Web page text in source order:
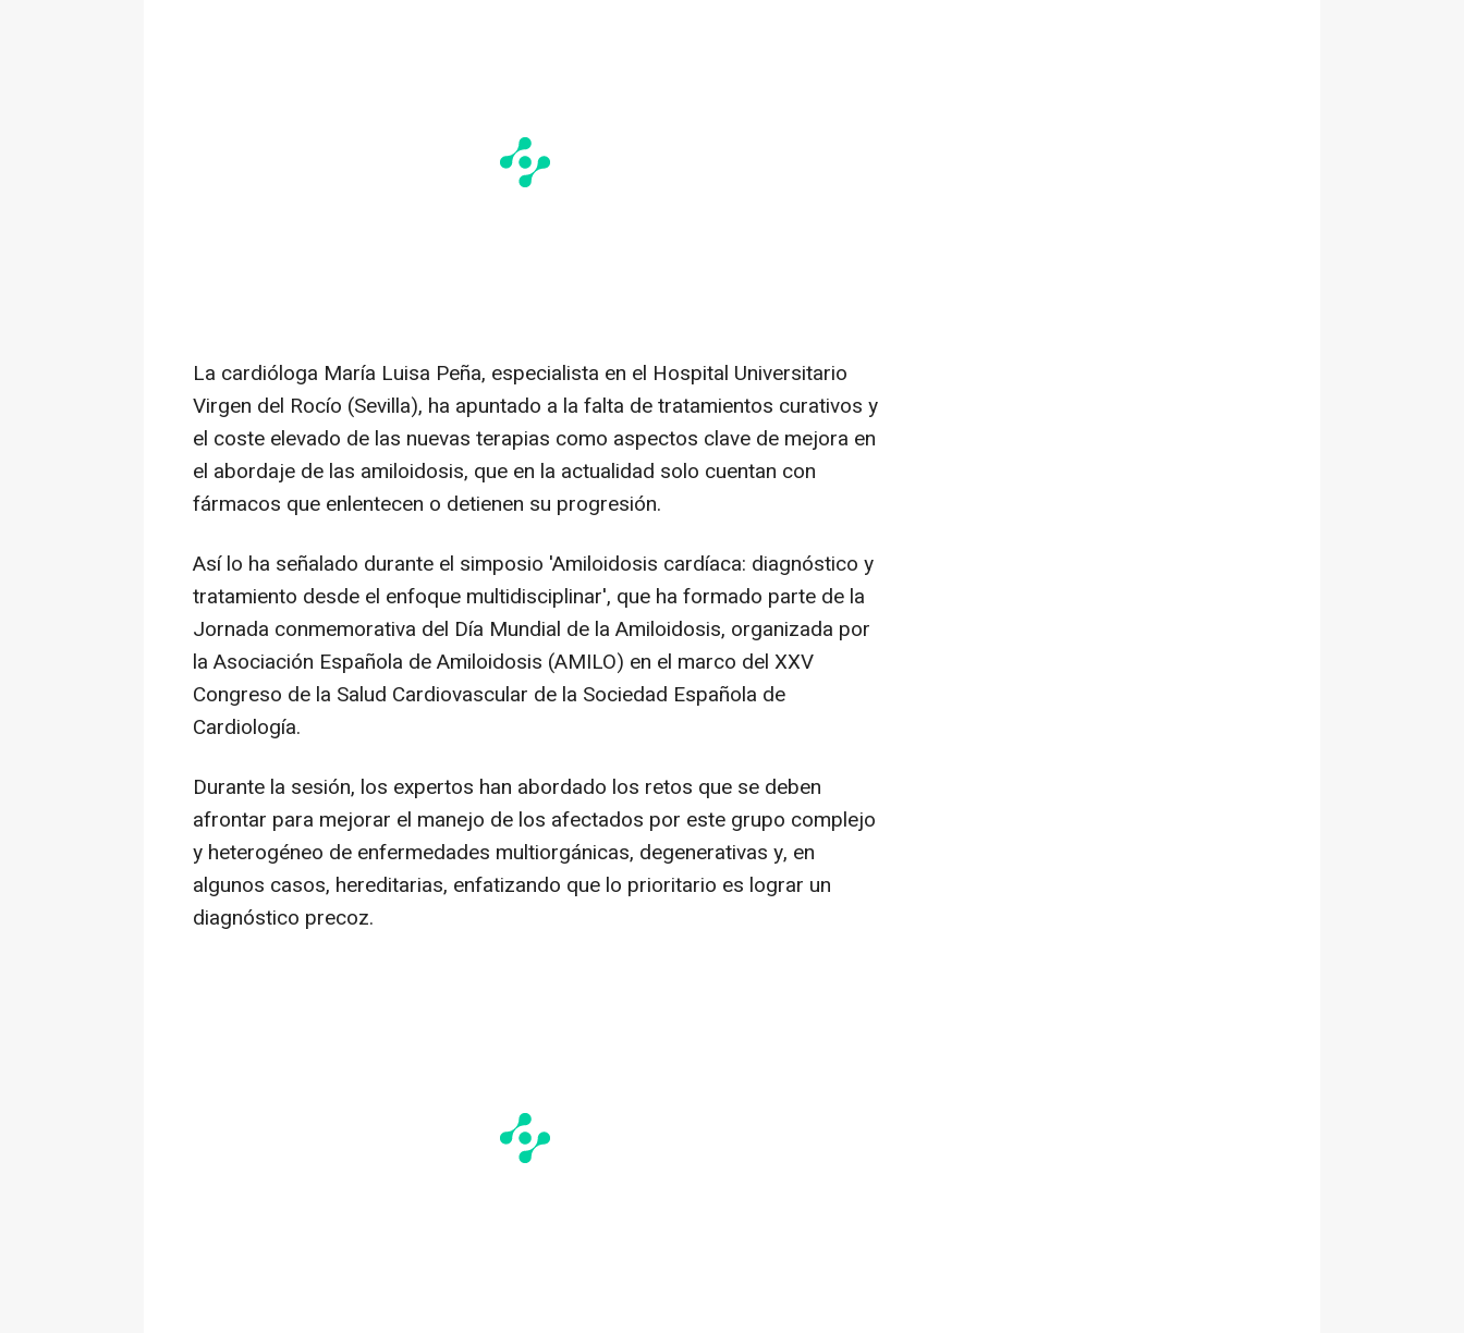
La cardióloga María Luisa Peña, especialista en el Hospital Universitario
Virgen del Rocío (Sevilla), ha apuntado a la falta de tratamientos curativos y
el coste elevado de las nuevas terapias como aspectos clave de mejora en
el abordaje de las amiloidosis, que en la actualidad solo cuentan con
fármacos que enlentecen o detienen su progresión.
Así lo ha señalado durante el simposio 'Amiloidosis cardíaca: diagnóstico y
tratamiento desde el enfoque multidisciplinar', que ha formado parte de la
Jornada conmemorativa del Día Mundial de la Amiloidosis, organizada por
la Asociación Española de Amiloidosis (AMILO) en el marco del XXV
Congreso de la Salud Cardiovascular de la Sociedad Española de
Cardiología.
Durante la sesión, los expertos han abordado los retos que se deben
afrontar para mejorar el manejo de los afectados por este grupo complejo
y heterogéneo de enfermedades multiorgánicas, degenerativas y, en
algunos casos, hereditarias, enfatizando que lo prioritario es lograr un
diagnóstico precoz.